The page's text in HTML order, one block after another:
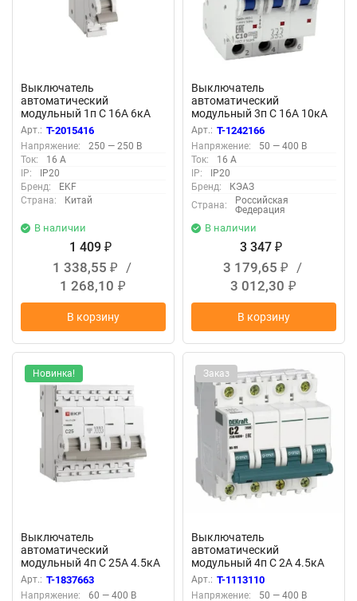
Выключатель
автоматический
модульный 1п C 16А 6кА
ВА 47-63N DC PROxima EKF
M63DC6116C
Арт.: T-2015416
Напряжение:
250 — 250 В
Ток:
16 А
IP:
IP20
Бренд:
EKF
Страна:
Китай
В наличии
1 409 ₽
1 338,55 ₽
/
1 268,10 ₽
В корзину
Выключатель
автоматический
модульный 3п C 16А 10кА
OptiDin BM63-3C16-10-
УХЛ3 КЭАЗ 249257
Арт.: T-1242166
Напряжение:
50 — 400 В
Ток:
16 А
IP:
IP20
Бренд:
КЭАЗ
Страна:
Российская
Федерация
В наличии
3 347 ₽
3 179,65 ₽
/
3 012,30 ₽
В корзину
Новинка!
Выключатель
автоматический
модульный 4п C 25А 4.5кА
ВА 47-63N PROxima EKF
M634425C
Арт.: T-1837663
Напряжение: 60 — 400 В
Заказ
Выключатель
автоматический
модульный 4п C 2А 4.5кА
ВА-101 DEKraft 11086DEK
Арт.: T-1113110
Напряжение: 50 — 400 В